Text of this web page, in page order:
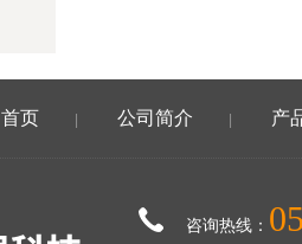
首页 公司简介 产
咨询热线：